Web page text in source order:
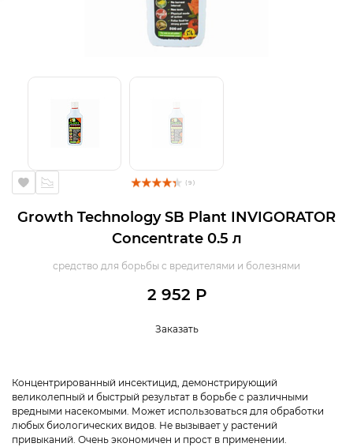
( 9 )
Growth Technology SB Plant INVIGORATOR
Concentrate 0.5 л
средство для борьбы с вредителями и болезнями
2 952 Р
Заказать
Концентрированный инсектицид, демонстрирующий
великолепный и быстрый результат в борьбе с различными
вредными насекомыми. Может использоваться для обработки
любых биологических видов. Не вызывает у растений
привыканий. Очень экономичен и прост в применении.